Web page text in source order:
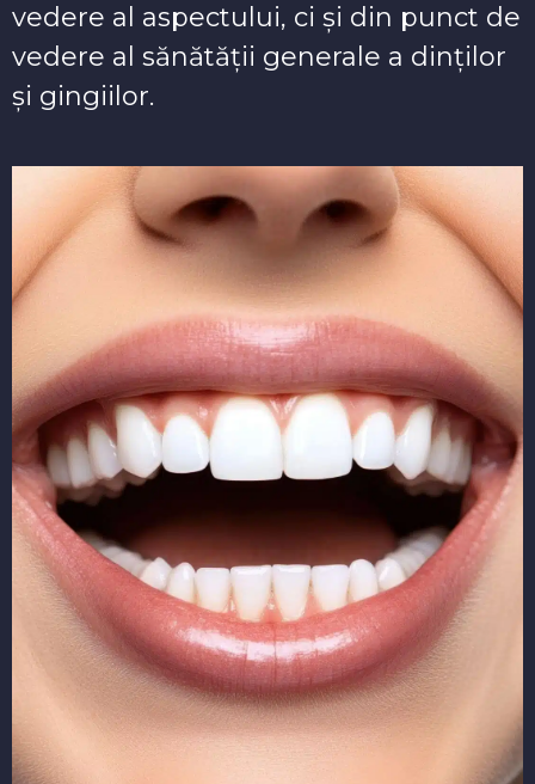
vedere al aspectului, ci și din punct de
vedere al sănătății generale a dinților
și gingiilor.